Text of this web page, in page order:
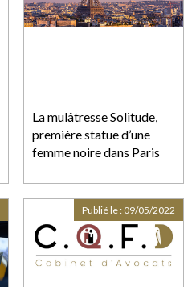
La mulâtresse Solitude,
première statue d’une
femme noire dans Paris
Publié le : 09/05/2022